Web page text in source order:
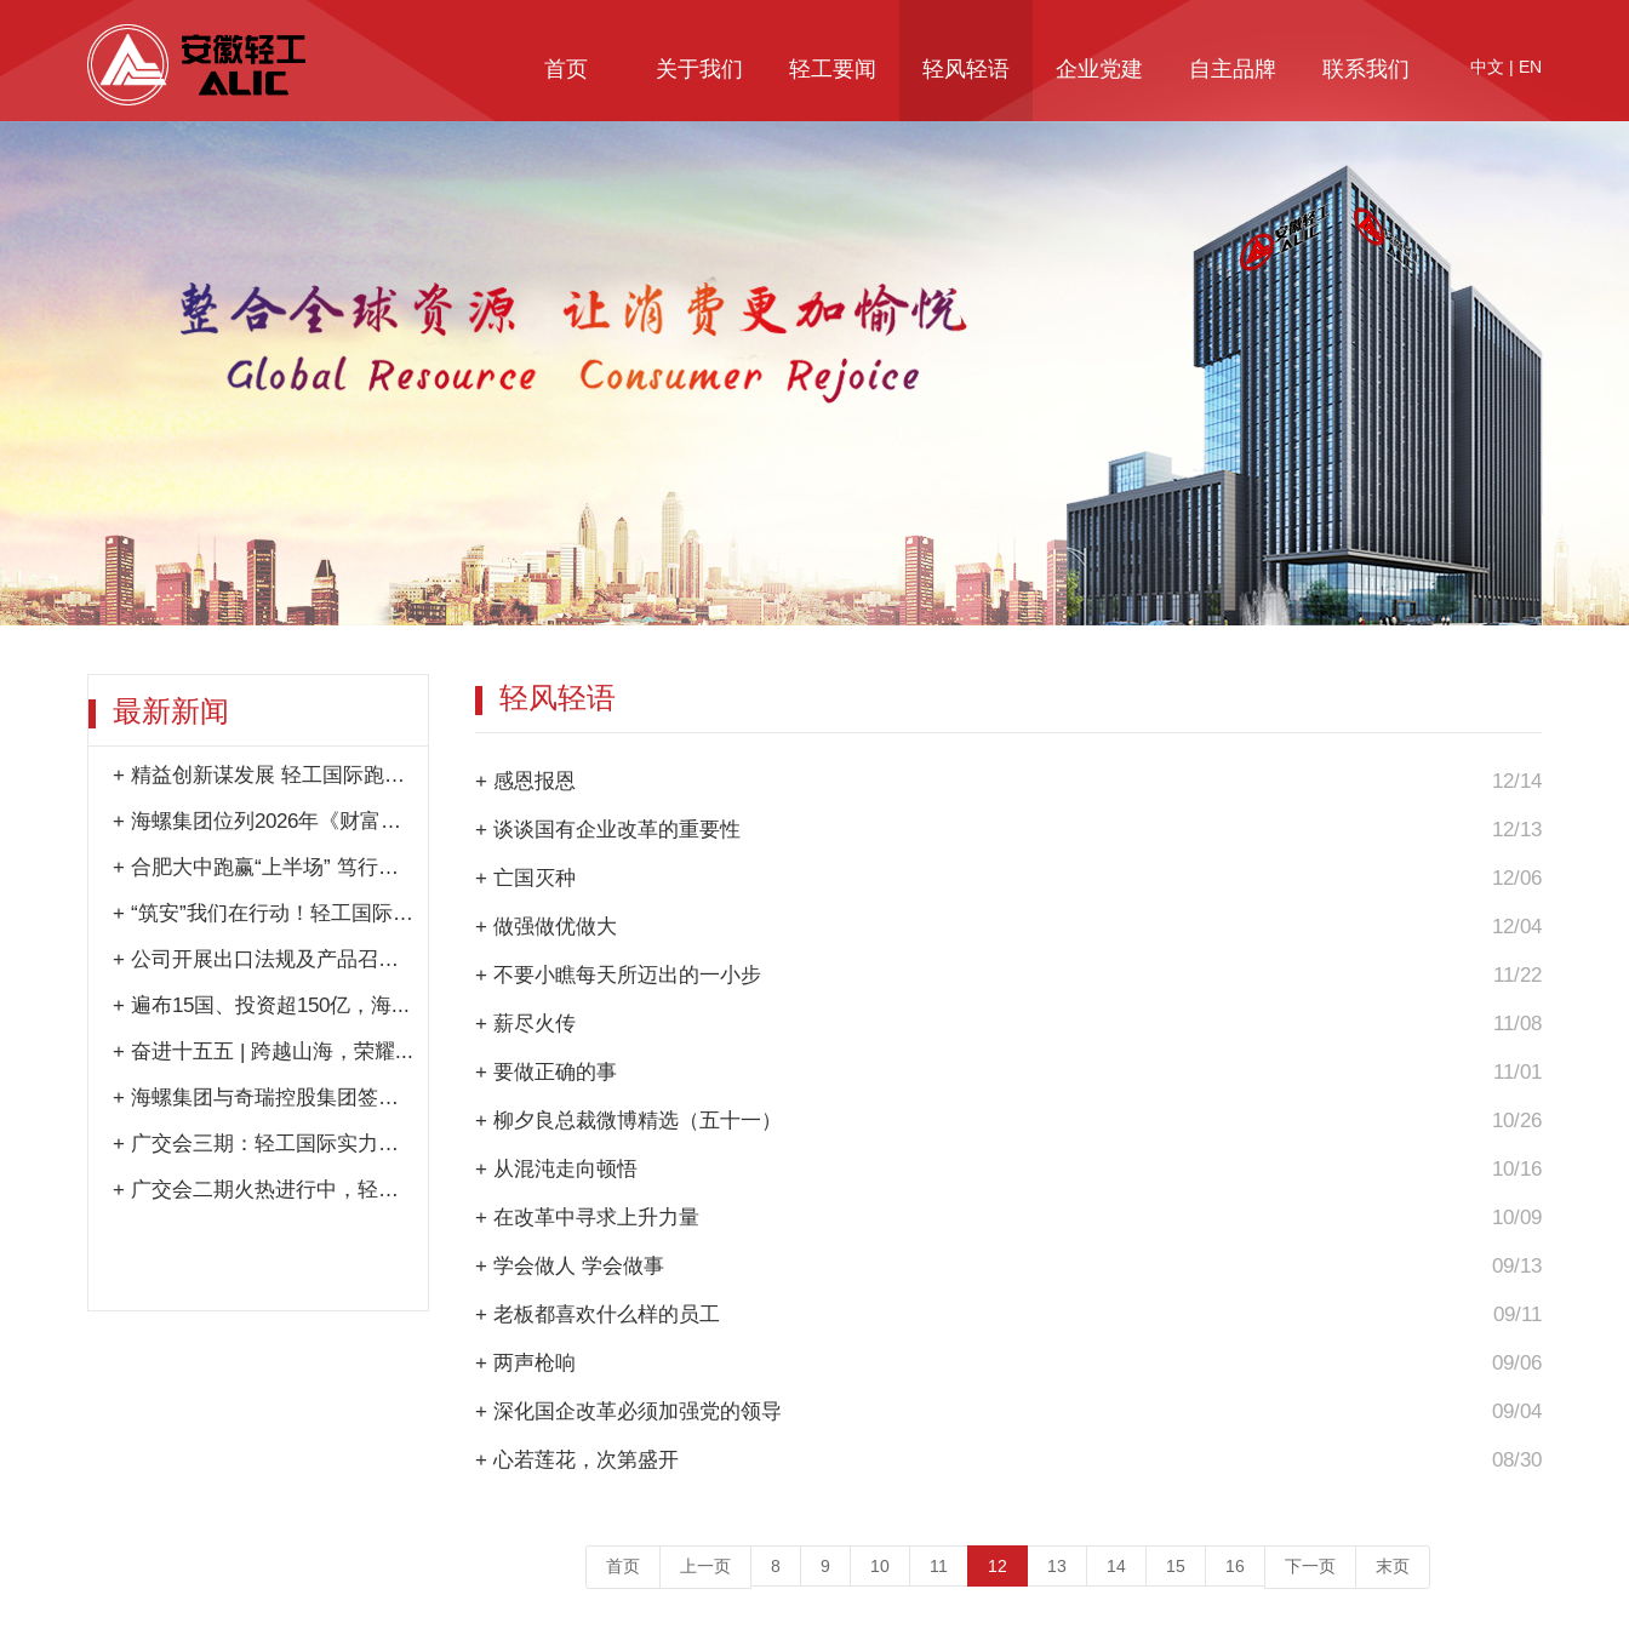
中文 | EN
首页 关于我们 轻工要闻 轻风轻语 企业党建 自主品牌 联系我们
最新新闻
+ 精益创新谋发展 轻工国际跑出提...
+ 海螺集团位列2026年《财富》...
+ 合肥大中跑赢“上半场” 笃行实...
+ “筑安”我们在行动！轻工国际2...
+ 公司开展出口法规及产品召回警示...
+ 遍布15国、投资超150亿，海...
+ 奋进十五五 | 跨越山海，荣耀...
+ 海螺集团与奇瑞控股集团签署战略...
+ 广交会三期：轻工国际实力出圈，...
+ 广交会二期火热进行中，轻工国际...
轻风轻语
12/14
+ 感恩报恩
12/13
+ 谈谈国有企业改革的重要性
12/06
+ 亡国灭种
12/04
+ 做强做优做大
11/22
+ 不要小瞧每天所迈出的一小步
11/08
+ 薪尽火传
11/01
+ 要做正确的事
10/26
+ 柳夕良总裁微博精选（五十一）
10/16
+ 从混沌走向顿悟
10/09
+ 在改革中寻求上升力量
09/13
+ 学会做人 学会做事
09/11
+ 老板都喜欢什么样的员工
09/06
+ 两声枪响
09/04
+ 深化国企改革必须加强党的领导
08/30
+ 心若莲花，次第盛开
文首页 上一页 8 9 10 11 12 13 14 15 16 下一页 末页